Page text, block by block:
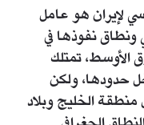
لإيران هو عامل
ونطاق نفوذها في
الأوسط، تمتلك
حدودها، ولكن
الخليج وبلاد